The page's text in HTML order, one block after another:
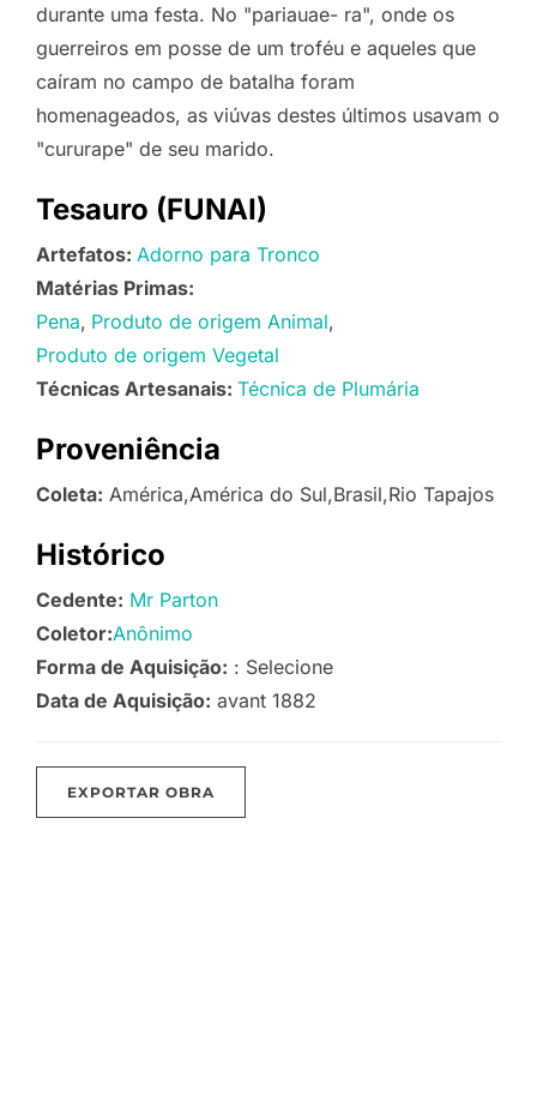
durante uma festa. No "pariauae- ra", onde os
guerreiros em posse de um troféu e aqueles que
caíram no campo de batalha foram
homenageados, as viúvas destes últimos usavam o
"cururape" de seu marido.
Tesauro (FUNAI)
Artefatos: Adorno para Tronco
Matérias Primas:
Pena Produto de origem Animal
Produto de origem Vegetal
Técnicas Artesanais: Técnica de Plumária
Proveniência
Coleta: América,América do Sul,Brasil,Rio Tapajos
Histórico
Cedente: Mr Parton
Coletor:Anônimo
Forma de Aquisição: : Selecione
Data de Aquisição: avant 1882
EXPORTAR OBRA